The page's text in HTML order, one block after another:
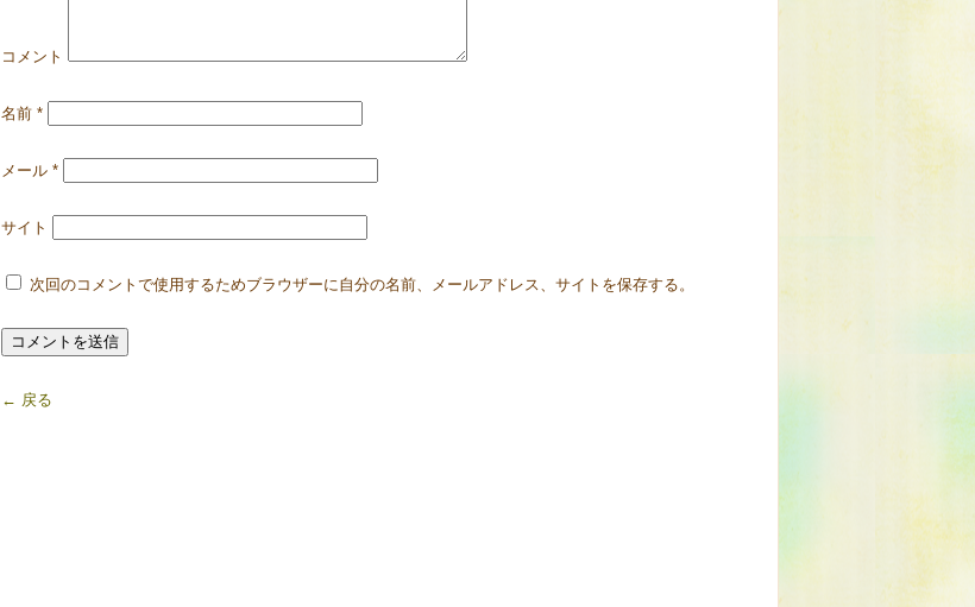
コメント
名前 *
メール *
サイト
次回のコメントで使用するためブラウザーに自分の名前、メールアドレス、サイトを保存する。
← 戻る